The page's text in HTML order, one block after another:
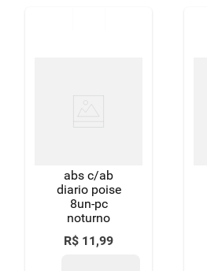
abs c/ab
diario poise
8un-pc
noturno
R$ 11,99